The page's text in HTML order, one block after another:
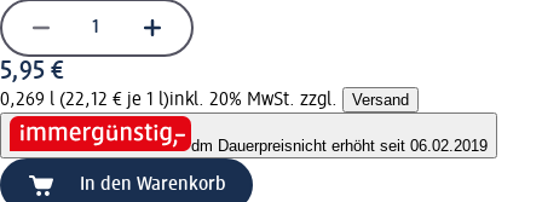
5,95 €
0,269 l (22,12 € je 1 l)inkl. 20% MwSt. zzgl. Versand
dm Dauerpreisnicht erhöht seit 06.02.2019
In den Warenkorb